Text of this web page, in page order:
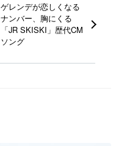
ゲレンデが恋しくなる
ナンバー、胸にくる
「JR SKISKI」歴代CM
ソング